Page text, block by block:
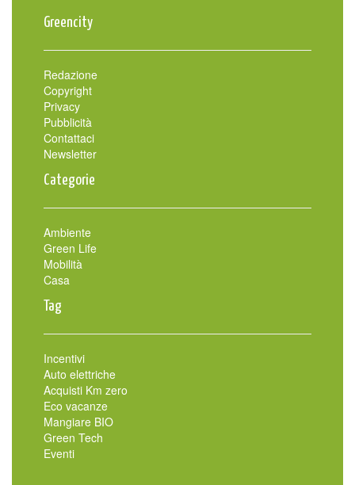
Greencity
Redazione
Copyright
Privacy
Pubblicità
Contattaci
Newsletter
Categorie
Ambiente
Green Life
Mobilità
Casa
Tag
Incentivi
Auto elettriche
Acquisti Km zero
Eco vacanze
Mangiare BIO
Green Tech
Eventi